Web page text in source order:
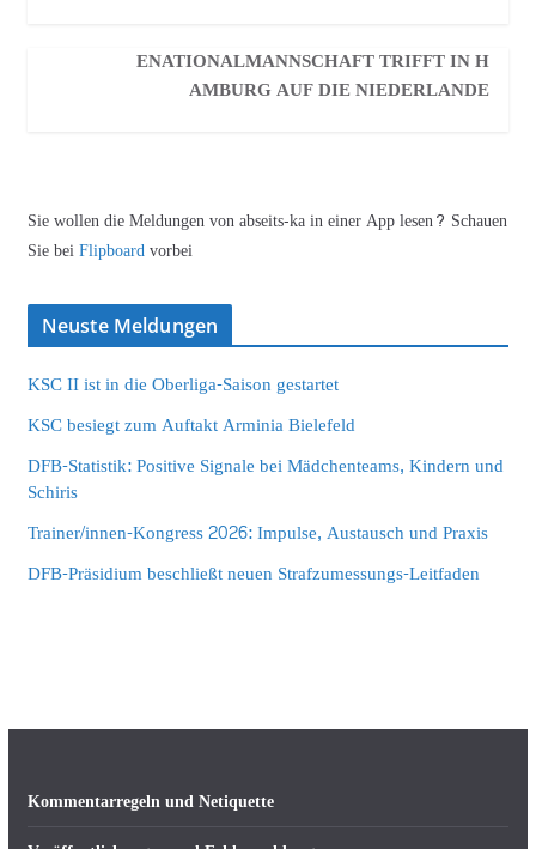
ENATIONALMANNSCHAFT TRIFFT IN H
AMBURG AUF DIE NIEDERLANDE
Sie wollen die Meldungen von abseits-ka in einer App lesen? Schauen
Sie beiFlipboardvorbei
Neuste Meldungen
KSC II ist in die Oberliga-Saison gestartet
KSC besiegt zum Auftakt Arminia Bielefeld
DFB-Statistik: Positive Signale bei Mädchenteams, Kindern und
Schiris
Trainer/innen-Kongress 2026: Impulse, Austausch und Praxis
DFB-Präsidium beschließt neuen Strafzumessungs-Leitfaden
Kommentarregeln und Netiquette